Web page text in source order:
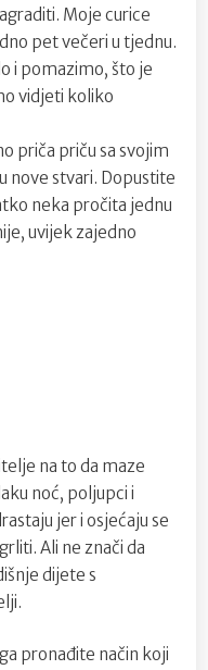
Moje curice
pet večeri u tjednu.
i pomazimo, što je
vidjeti koliko
priča priču sa svojim
nove stvari. Dopustite
neka pročita jednu
uvijek zajedno
na to da maze
noć, poljupci i
jer i osjećaju se
Ali ne znači da
dijete s
pronađite način koji